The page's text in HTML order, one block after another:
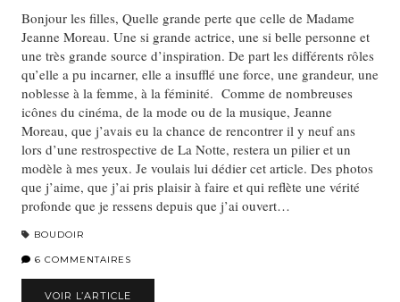
Bonjour les filles, Quelle grande perte que celle de Madame
Jeanne Moreau. Une si grande actrice, une si belle personne et
une très grande source d’inspiration. De part les différents rôles
qu’elle a pu incarner, elle a insufflé une force, une grandeur, une
noblesse à la femme, à la féminité. Comme de nombreuses
icônes du cinéma, de la mode ou de la musique, Jeanne
Moreau, que j’avais eu la chance de rencontrer il y neuf ans
lors d’une restrospective de La Notte, restera un pilier et un
modèle à mes yeux. Je voulais lui dédier cet article. Des photos
que j’aime, que j’ai pris plaisir à faire et qui reflète une vérité
profonde que je ressens depuis que j’ai ouvert…
BOUDOIR
6 COMMENTAIRES
VOIR L’ARTICLE